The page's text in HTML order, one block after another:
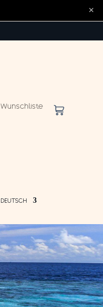
Wunschliste
DEUTSCH
×